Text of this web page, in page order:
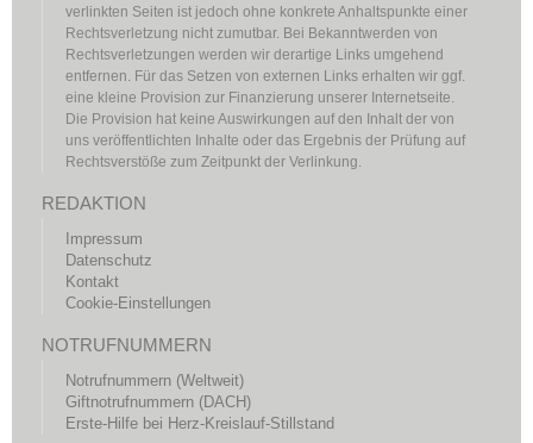
verlinkten Seiten ist jedoch ohne konkrete Anhaltspunkte einer
Rechtsverletzung nicht zumutbar. Bei Bekanntwerden von
Rechtsverletzungen werden wir derartige Links umgehend
entfernen. Für das Setzen von externen Links erhalten wir ggf.
eine kleine Provision zur Finanzierung unserer Internetseite.
Die Provision hat keine Auswirkungen auf den Inhalt der von
uns veröffentlichten Inhalte oder das Ergebnis der Prüfung auf
Rechtsverstöße zum Zeitpunkt der Verlinkung.
REDAKTION
Impressum
Datenschutz
Kontakt
Cookie-Einstellungen
NOTRUFNUMMERN
Notrufnummern (Weltweit)
Giftnotrufnummern (DACH)
Erste-Hilfe bei Herz-Kreislauf-Stillstand